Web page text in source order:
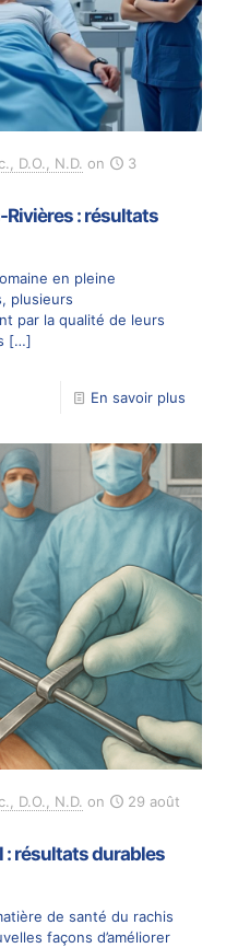
D.O., N.D. on
3
Rivières : résultats
en pleine
plusieurs
par la qualité de leurs
[…]
En savoir plus
D.O., N.D. on
29 août
: résultats durables
de santé du rachis
façons d’améliorer